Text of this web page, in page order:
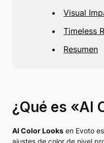
Visual
Timeless
Resumen
¿Qué es «AI
AI Color Looks en Evoto
ajustes de color de nivel